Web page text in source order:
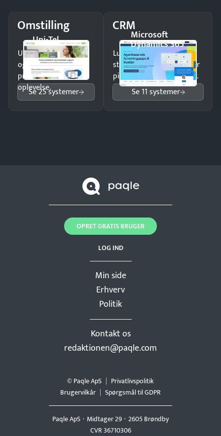
Omstilling
Uni-Tel
Undgå tabte opkald
og giv kunderne en
professionel
oplevelse.
Se 25 systemer
CRMMicrosoft
Dynamics 365
Luk flere salg med et
struktureret overblik over
pipeline og opfølgninger.
Se 11 systemer
Min side
Erhverv
Politik
Kontakt os
redaktionen@paqle.com
LOG IND
OPRET GRATIS BRUGER
Paqle ApS Midtager 29 2605 Brøndby
CVR 36710306
© Paqle ApS
Privatlivspolitik
Brugervilkår
Spørgsmål til GDPR